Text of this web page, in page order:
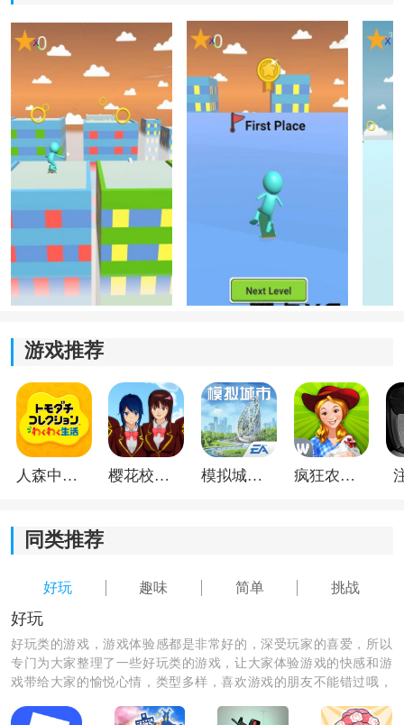
《溜冰板冲刺》游戏体验：
1.火柴人画面设计，简单而有趣，让你体验滑雪的纯粹乐
趣。
2.解锁新角色和滑板，个性化你的游戏体验。
3.表演特技，展示你的技巧和高难度动作。
4.收集金币和道具，提高游戏难度和挑战度。
游戏推荐
人森中文版 樱花校园模拟器1.048.00中文版 模拟城市我是巿长联机版 疯狂农场3美国派19
同类推荐
好玩 趣味 简单 挑战
好玩
好玩类的游戏，游戏体验感都是非常好的，深受玩家的喜爱，所以
专门为大家整理了一些好玩类的游戏，让大家体验游戏的快感和游
戏带给大家的愉悦心情，类型多样，喜欢游戏的朋友不能错过哦，